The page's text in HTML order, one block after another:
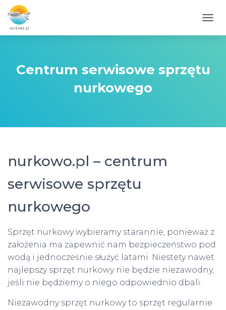
Centrum serwisowe sprzętu
nurkowego
nurkowo.pl – centrum
serwisowe sprzętu
nurkowego
Sprzęt nurkowy wybieramy starannie, ponieważ z
założenia ma zapewnić nam bezpieczeństwo pod
wodą i jednocześnie służyć latami. Niestety nawet
najlepszy sprzęt nurkowy nie będzie niezawodny,
jeśli nie będziemy o niego odpowiednio dbali.
Niezawodny sprzęt nurkowy to sprzęt regularnie